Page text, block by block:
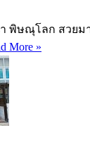
พิษณุโลก สวยม
More »